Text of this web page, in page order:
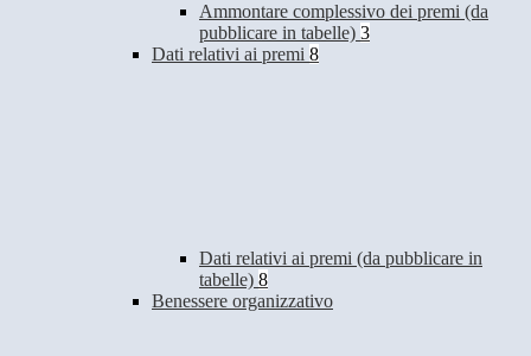
Ammontare complessivo dei premi (da
pubblicare in tabelle) 3
Dati relativi ai premi 8
Dati relativi ai premi (da pubblicare in
tabelle) 8
Benessere organizzativo